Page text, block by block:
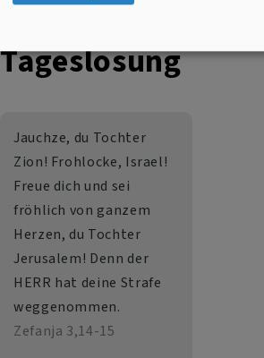
Tageslosung
Jauchze, du Tochter
Zion! Frohlocke, Israel!
Freue dich und sei
fröhlich von ganzem
Herzen, du Tochter
Jerusalem! Denn der
HERR hat deine Strafe
weggenommen.
Zefanja 3,14-15